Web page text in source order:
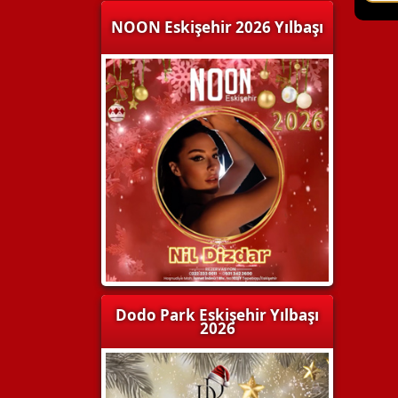
NOON Eskişehir 2026 Yılbaşı
Dodo Park Eskişehir Yılbaşı
2026